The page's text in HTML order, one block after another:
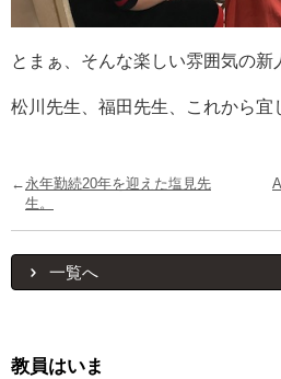
とまぁ、そんな楽しい雰囲気の新
松川先生、福田先生、これから宜
←永年勤続20年を迎えた塩見先
生。
一覧へ
教員はいま